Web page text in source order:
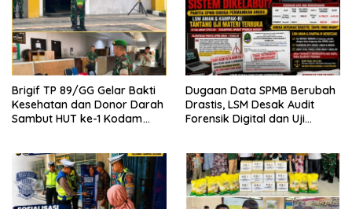
Brigif TP 89/GG Gelar Bakti
Kesehatan dan Donor Darah
Sambut HUT ke-1 Kodam
Dugaan Data SPMB Berubah
Drastis, LSM Desak Audit
Forensik Digital dan Uji